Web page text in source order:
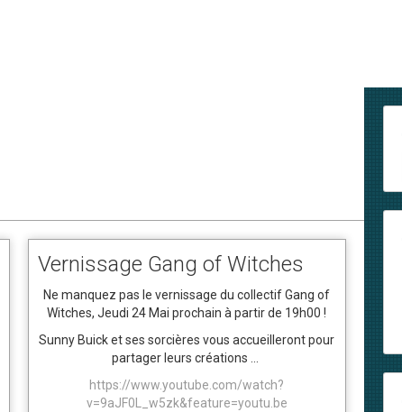
Vernissage Gang of Witches
Ne manquez pas le vernissage du collectif Gang of
Witches, Jeudi 24 Mai prochain à partir de 19h00 !
Sunny Buick et ses sorcières vous accueilleront pour
partager leurs créations ...
https://www.youtube.com/watch?
v=9aJF0L_w5zk&feature=youtu.be